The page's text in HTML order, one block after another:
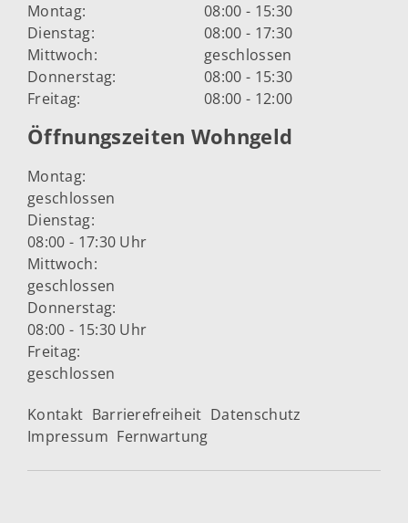
Montag:
08:00 - 15:30
Dienstag:
08:00 - 17:30
Mittwoch:
geschlossen
Donnerstag:
08:00 - 15:30
Freitag:
08:00 - 12:00
Öffnungszeiten Wohngeld
Montag:
geschlossen
Dienstag:
08:00 - 17:30 Uhr
Mittwoch:
geschlossen
Donnerstag:
08:00 - 15:30 Uhr
Freitag:
geschlossen
Kontakt Barrierefreiheit Datenschutz
Impressum Fernwartung